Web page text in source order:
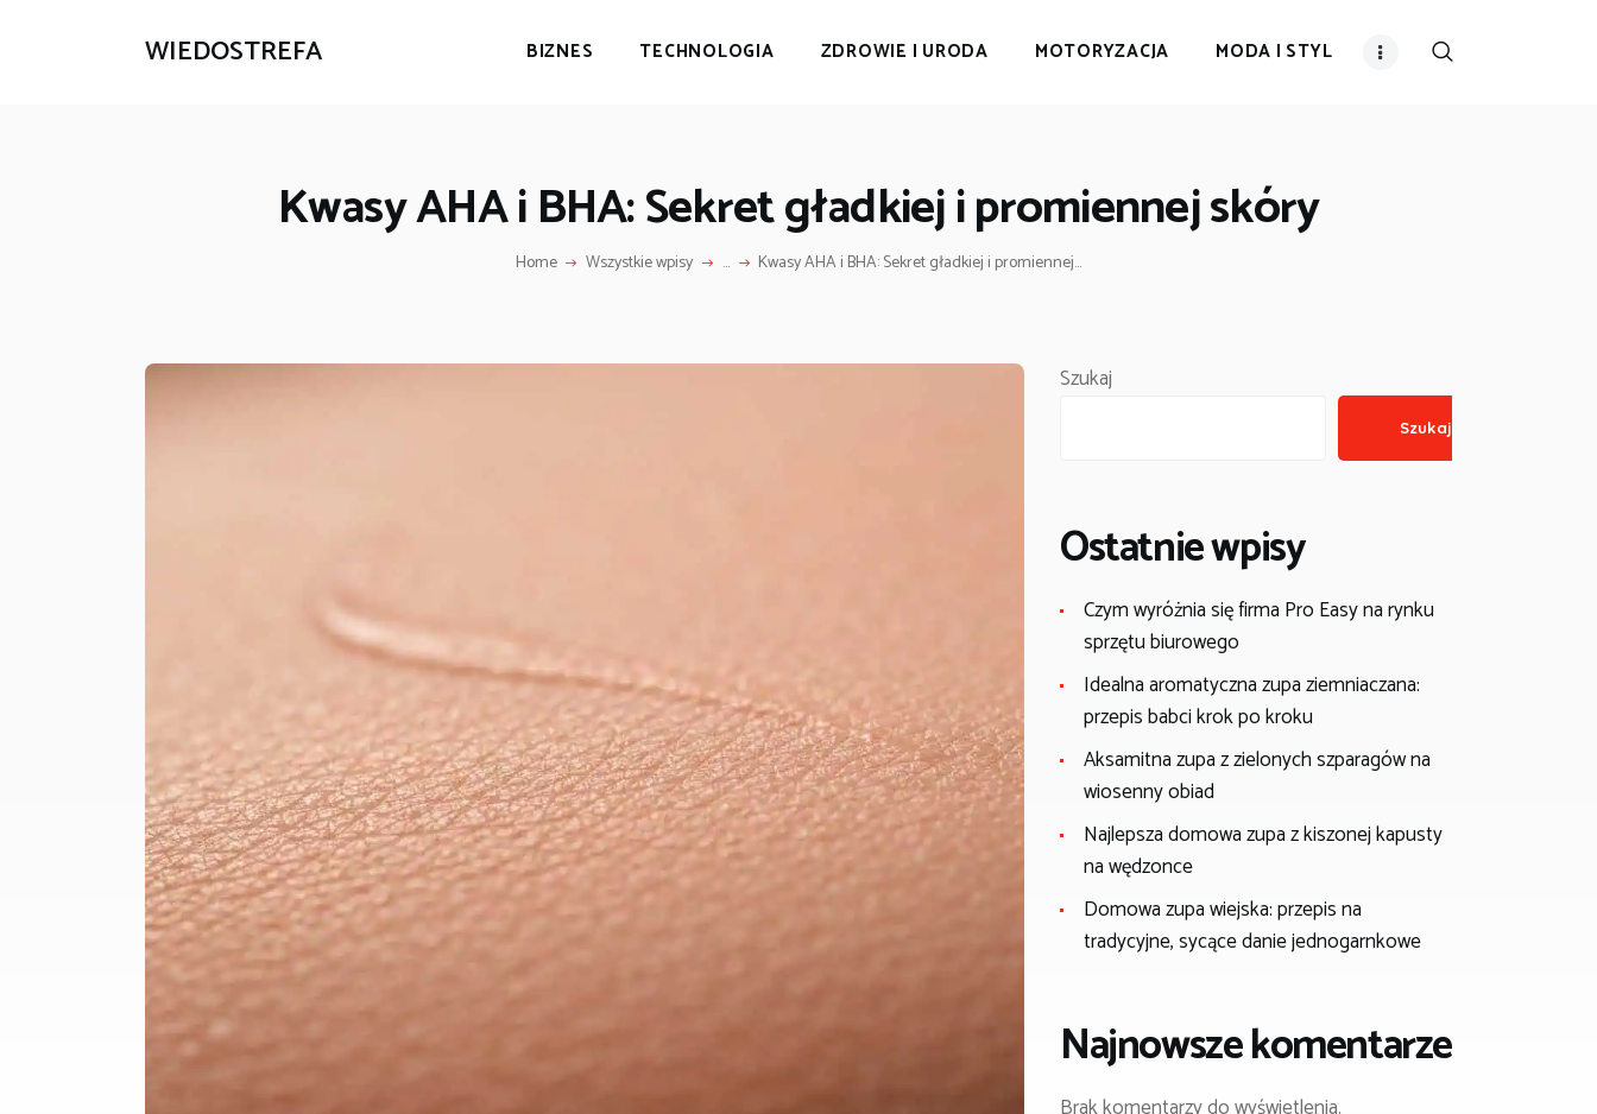
WIEDOSTREFA BIZNES TECHNOLOGIA ZDROWIE I URODA MOTORYZACJA MODA I STYL
Kwasy AHA i BHA: Sekret gładkiej i promiennej skóry
Home Wszystkie wpisy ... Kwasy AHA i BHA: Sekret gładkiej i promiennej...
Szukaj
Szukaj
Ostatnie wpisy
Czym wyróżnia się firma Pro Easy na rynku
sprzętu biurowego
Idealna aromatyczna zupa ziemniaczana:
przepis babci krok po kroku
Aksamitna zupa z zielonych szparagów na
wiosenny obiad
Najlepsza domowa zupa z kiszonej kapusty
na wędzonce
Domowa zupa wiejska: przepis na
tradycyjne, sycące danie jednogarnkowe
Najnowsze komentarze